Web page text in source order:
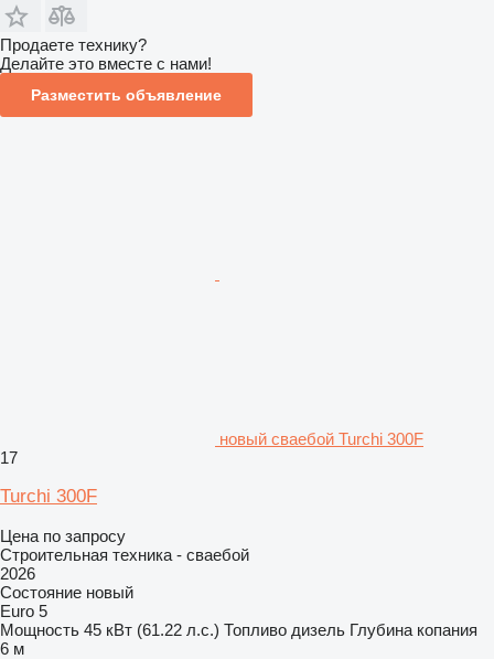
Продаете технику?
Делайте это вместе с нами!
Разместить объявление
новый сваебой Turchi 300F
17
Turchi 300F
Цена по запросу
Строительная техника - сваебой
2026
Состояние новый
Euro 5
Мощность 45 кВт (61.22 л.с.) Топливо дизель Глубина копания
6 м